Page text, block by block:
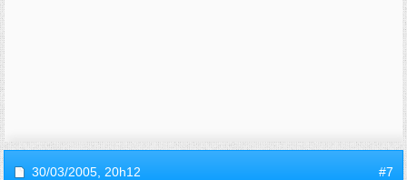
30/03/2005, 20h12 #7